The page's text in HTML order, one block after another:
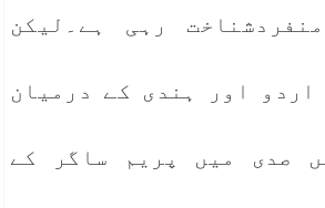
رہی ہے۔لیکن
اردو اور ہندی کے درمیان
صدی میں پریم ساگر کے